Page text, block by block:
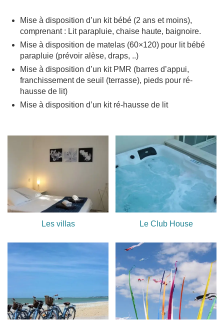
Mise à disposition d’un kit bébé (2 ans et moins),
comprenant : Lit parapluie, chaise haute, baignoire.
Mise à disposition de matelas (60×120) pour lit bébé
parapluie (prévoir alèse, draps, ..)
Mise à disposition d’un kit PMR (barres d’appui,
franchissement de seuil (terrasse), pieds pour ré-
hausse de lit)
Mise à disposition d’un kit ré-hausse de lit
Les villas Le Club House